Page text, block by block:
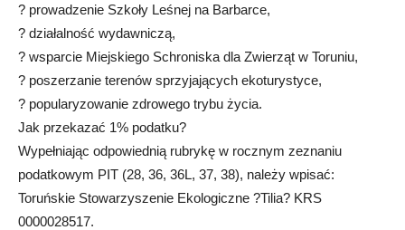
? prowadzenie Szkoły Leśnej na Barbarce,
? działalność wydawniczą,
? wsparcie Miejskiego Schroniska dla Zwierząt w Toruniu,
? poszerzanie terenów sprzyjających ekoturystyce,
? popularyzowanie zdrowego trybu życia.
Jak przekazać 1% podatku?
Wypełniając odpowiednią rubrykę w rocznym zeznaniu
podatkowym PIT (28, 36, 36L, 37, 38), należy wpisać:
Toruńskie Stowarzyszenie Ekologiczne ?Tilia? KRS
0000028517.